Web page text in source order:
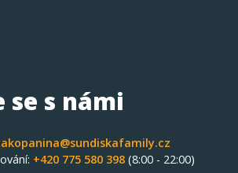
se s námi
+420 775 580 398 (8:00 - 22:00)